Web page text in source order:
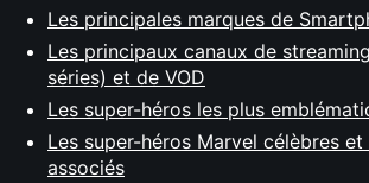
Les principales marques de
Les principaux canaux de
séries) et de VOD
Les super-héros les plus
Les super-héros Marvel célèbres
associés